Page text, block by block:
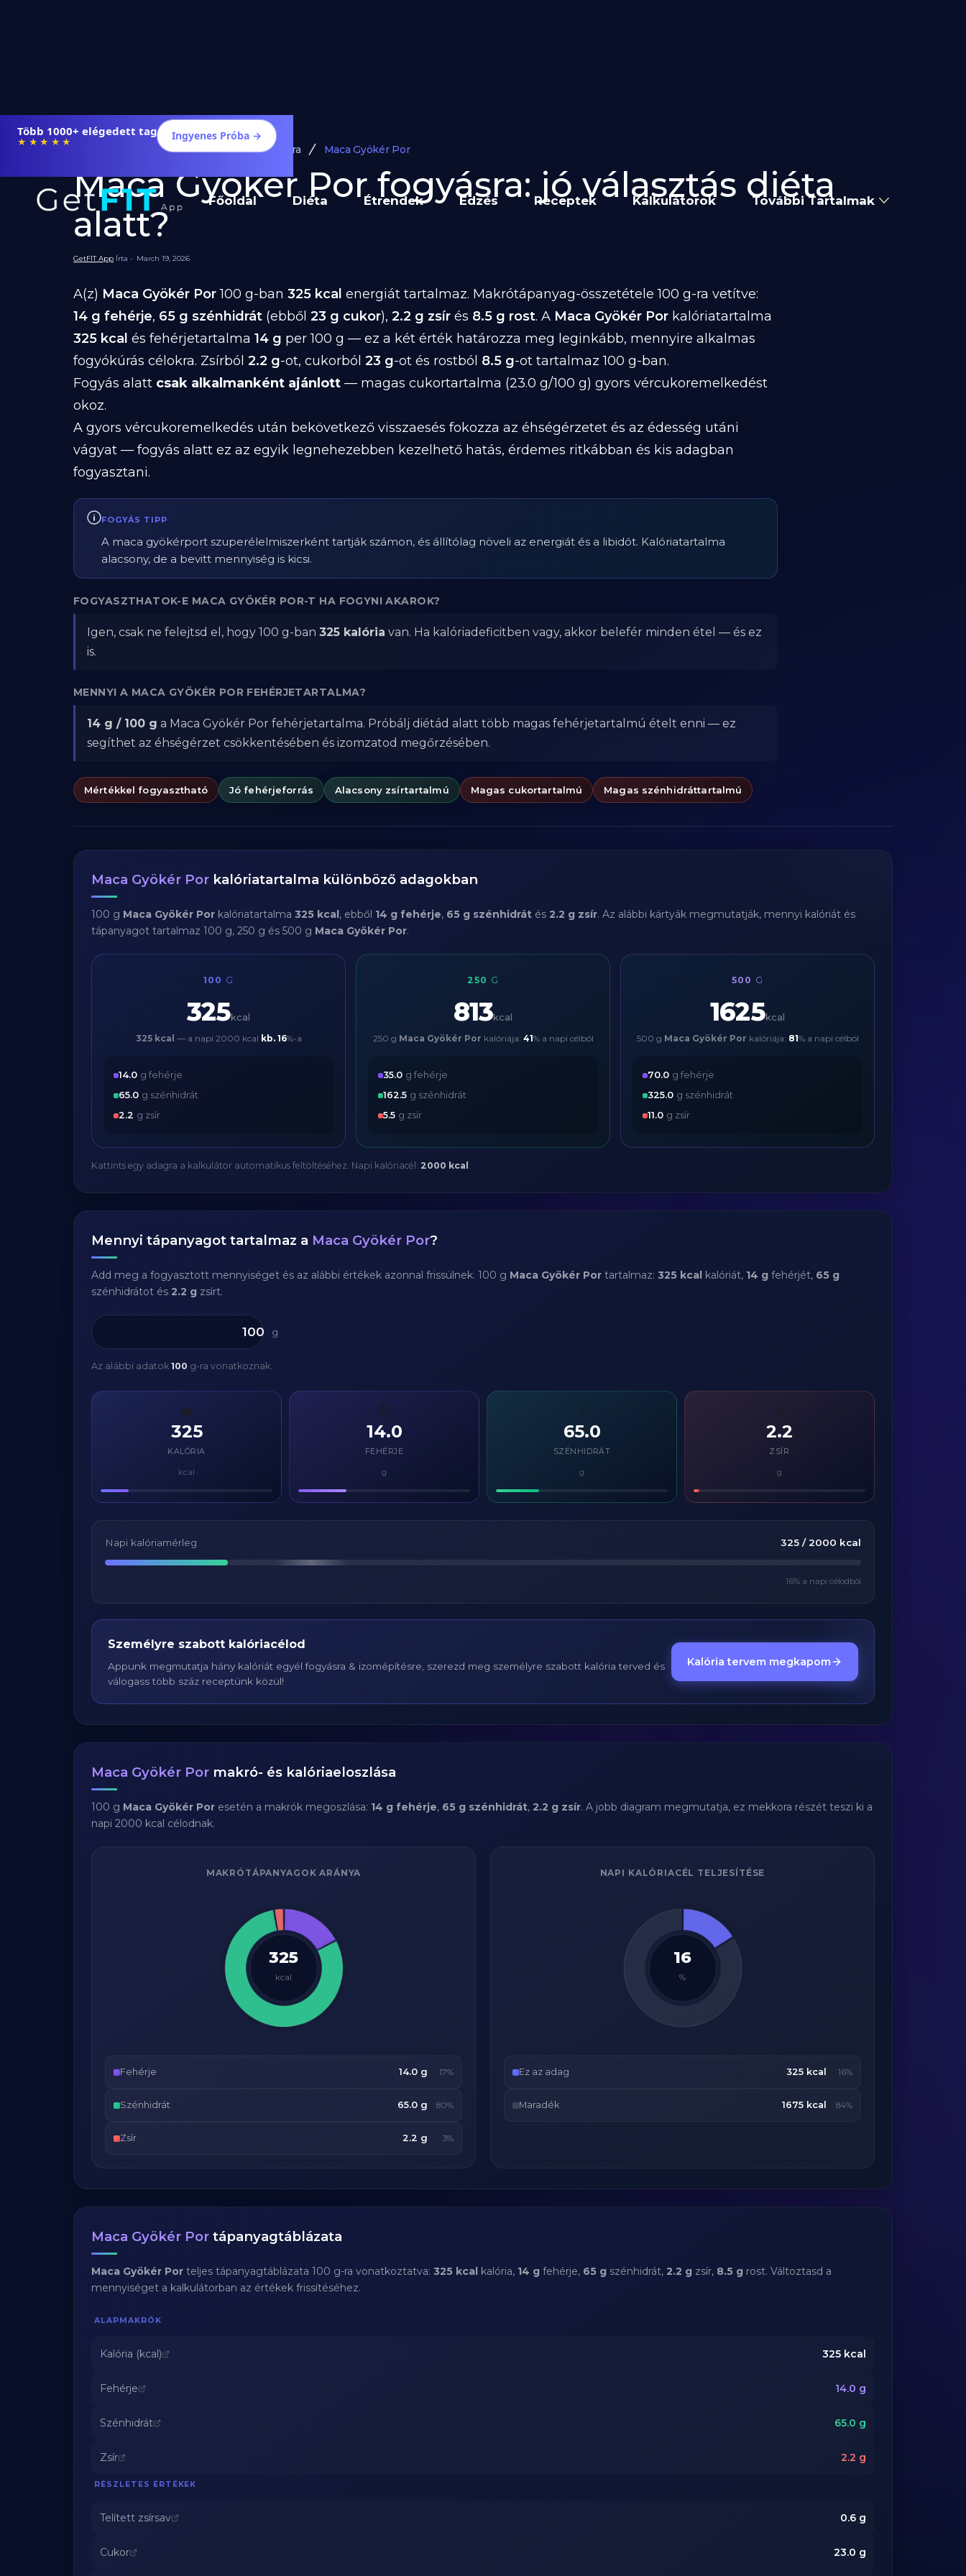
Több 1000+ elégedett tag
★★★★★ Ingyenes Próba →
Főoldal Diéta Étrendek Edzés Receptek Kalkulátorok További Tartalmak
Diéta és Étrend Ételek Fogyásra Maca Gyökér Por
Maca Gyökér Por fogyásra: jó választás diéta
alatt?
GetFIT App Írta - March 19, 2026
A(z) Maca Gyökér Por100 g-ban 325 kcal energiát tartalmaz. Makrótápanyag-összetétele 100 g-ra vetítve:
14 g fehérje, 65 g szénhidrát (ebből 23 g cukor), 2.2 g zsír és 8.5 g rost. A Maca Gyökér Por kalóriatartalma
325 kcal és fehérjetartalma 14 g per 100 g — ez a két érték határozza meg leginkább, mennyire alkalmas
fogyókúrás célokra. Zsírból 2.2 g-ot, cukorból 23 g-ot és rostból 8.5 g-ot tartalmaz 100 g-ban.
Fogyás alatt csak alkalmanként ajánlott — magas cukortartalma (23.0 g/100 g) gyors vércukoremelkedést
okoz.
A gyors vércukoremelkedés után bekövetkező visszaesés fokozza az éhségérzetet és az édesség utáni
vágyat — fogyás alatt ez az egyik legnehezebben kezelhető hatás, érdemes ritkábban és kis adagban
fogyasztani.
FOGYÁS TIPP
A maca gyökérport szuperélelmiszerként tartják számon, és állítólag növeli az energiát és a libidót. Kalóriatartalma
alacsony, de a bevitt mennyiség is kicsi.
FOGYASZTHATOK-E MACA GYÖKÉR POR-T HA FOGYNI AKAROK?
Igen, csak ne felejtsd el, hogy 100 g-ban 325 kalória van. Ha kalóriadeficitben vagy, akkor belefér minden étel — és ez
is.
MENNYI A MACA GYÖKÉR POR FEHÉRJETARTALMA?
14 g / 100 g a Maca Gyökér Por fehérjetartalma. Próbálj diétád alatt több magas fehérjetartalmú ételt enni — ez
segíthet az éhségérzet csökkentésében és izomzatod megőrzésében.
Mértékkel fogyasztható Jó fehérjeforrás Alacsony zsírtartalmú Magas cukortartalmú Magas szénhidráttartalmú
Maca Gyökér Por kalóriatartalma különböző adagokban
100 g Maca Gyökér Por kalóriatartalma 325 kcal, ebből 14 g fehérje, 65 g szénhidrát és 2.2 g zsír. Az alábbi kártyák megmutatják, mennyi kalóriát és
tápanyagot tartalmaz 100 g, 250 g és 500 g Maca Gyökér Por.
100 G
325kcal
325 kcal — a napi 2000 kcal kb. 16%-a
14.0 g fehérje
65.0 g szénhidrát
2.2 g zsír
250 G
813kcal
250 g Maca Gyökér Por kalóriája: 41% a napi célból
35.0 g fehérje
162.5 g szénhidrát
5.5 g zsír
500 G
1625kcal
500 g Maca Gyökér Por kalóriája: 81% a napi célból
70.0 g fehérje
325.0 g szénhidrát
11.0 g zsír
Kattints egy adagra a kalkulátor automatikus feltöltéséhez. Napi kalóriacél: 2000 kcal .
Mennyi tápanyagot tartalmaz a Maca Gyökér Por?
Add meg a fogyasztott mennyiséget és az alábbi értékek azonnal frissülnek. 100 g Maca Gyökér Por tartalmaz: 325 kcal kalóriát, 14 g fehérjét, 65 g
szénhidrátot és 2.2 g zsírt.
g
Az alábbi adatok 100 g-ra vonatkoznak.
🔥
325
KALÓRIA
kcal
💪
14.0
FEHÉRJE
g
⚡
65.0
SZÉNHIDRÁT
g
2.2
ZSÍR
g
Napi kalóriamérleg 325 / 2000 kcal
16% a napi célodból
Személyre szabott kalóriacélod
Appunk megmutatja hány kalóriát egyél fogyásra & izomépítésre, szerezd meg személyre szabott kalória terved és
válogass több száz receptünk közül!
Kalória tervem megkapom
Maca Gyökér Por makró- és kalóriaeloszlása
100 g Maca Gyökér Por esetén a makrók megoszlása: 14 g fehérje, 65 g szénhidrát, 2.2 g zsír. A jobb diagram megmutatja, ez mekkora részét teszi ki a
napi 2000 kcal célodnak.
MAKRÓTÁPANYAGOK ARÁNYA
325
kcal
Fehérje 14.0 g 17%
Szénhidrát 65.0 g 80%
Zsír 2.2 g 3%
NAPI KALÓRIACÉL TELJESÍTÉSE
16
%
Ez az adag 325 kcal 16%
Maradék 1675 kcal 84%
Maca Gyökér Por tápanyagtáblázata
Maca Gyökér Por teljes tápanyagtáblázata 100 g-ra vonatkoztatva: 325 kcal kalória, 14 g fehérje, 65 g szénhidrát, 2.2 g zsír, 8.5 g rost. Változtasd a
mennyiséget a kalkulátorban az értékek frissítéséhez.
ALAPMAKRÓK
Kalória (kcal) 325 kcal
Fehérje 14.0 g
Szénhidrát 65.0 g
Zsír 2.2 g
RÉSZLETES ÉRTÉKEK
Telített zsírsav 0.6 g
Cukor 23.0 g